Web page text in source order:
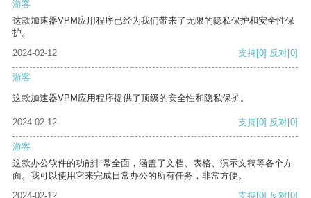
游客
这款加速器VPM应用程序已经为我们带来了无限的隐私保护和安全性保
护。
2024-02-12
支持[0] 反对[0]
游客
这款加速器VPM应用程序提供了顶级的安全性和隐私保护。
2024-02-12 支持[0] 反对[0]
游客
这款办公软件的功能非常全面，涵盖了文档、表格、演示文稿等各个方
面。我可以使用它来完成日常办公的所有任务，非常方便。
2024-02-12
支持[0] 反对[0]